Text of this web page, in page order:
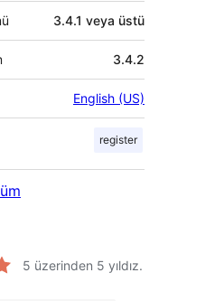
3.4.1 veya üstü
3.4.2
English (US)
register
5 üzerinden 5 yıldız.